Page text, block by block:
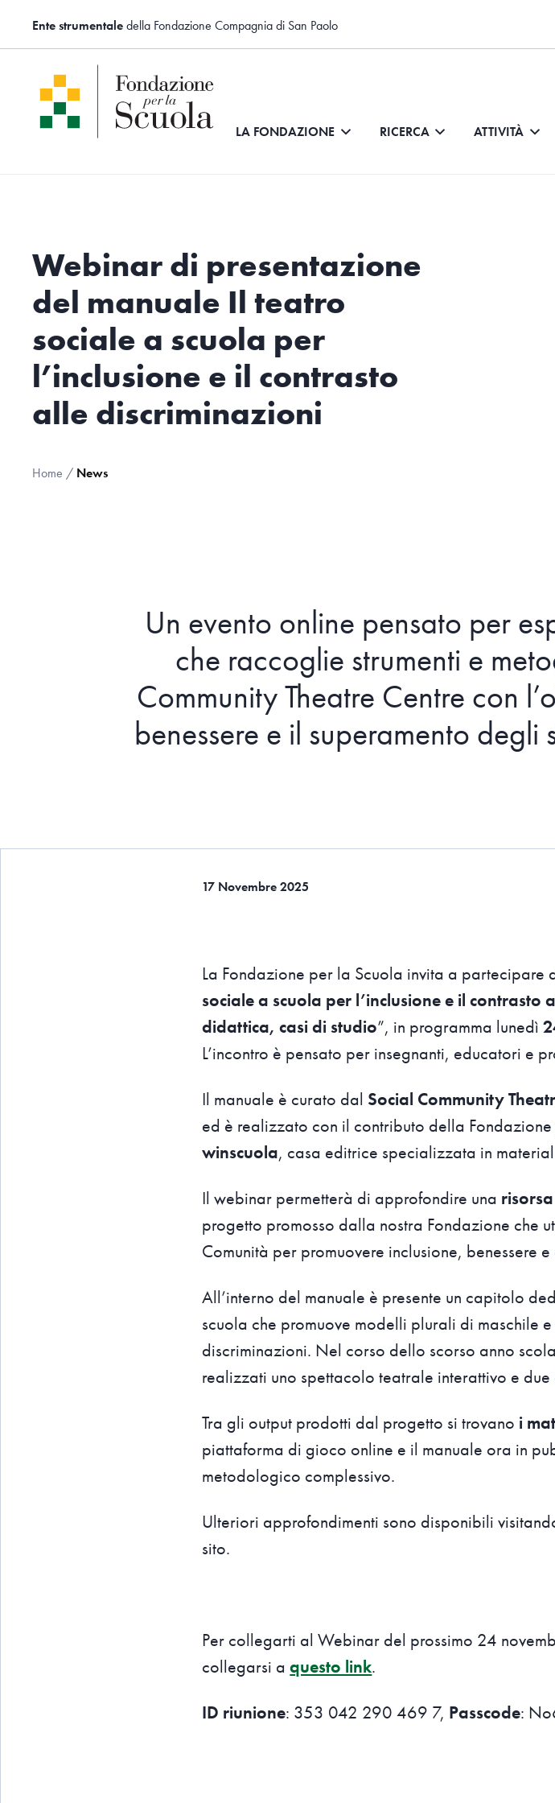
Ente strumentaledella Fondazione Compagnia di San Paolo
LA FONDAZIONE RICERCA ATTIVITÀ
Webinar di presentazione
del manuale Il teatro
sociale a scuola per
l’inclusione e il contrasto
alle discriminazioni
Home / News
Un evento online pensato per
che raccoglie strumenti e
Community Theatre Centre con
benessere e il superamento
17 Novembre 2025
La Fondazione per la Scuola invita a partecipare
sociale a scuola per l’inclusione e il contrasto
didattica, casi di studio”, in programma lunedì
L’incontro è pensato per insegnanti, educatori e
Il manuale è curato dal Social Community
ed è realizzato con il contributo della
winscuola, casa editrice specializzata in
Il webinar permetterà di approfondire una
progetto promosso dalla nostra Fondazione che
Comunità per promuovere inclusione, benessere
All’interno del manuale è presente un capitolo
scuola che promuove modelli plurali di maschile
discriminazioni. Nel corso dello scorso anno
realizzati uno spettacolo teatrale interattivo e
Tra gli output prodotti dal progetto si trovano i
piattaforma di gioco online e il manuale ora in
metodologico complessivo.
Ulteriori approfondimenti sono disponibili
sito.
Per collegarti al Webinar del prossimo 24
collegarsi aquesto link.
ID riunione: 353 042 290 469 7, Passcode: